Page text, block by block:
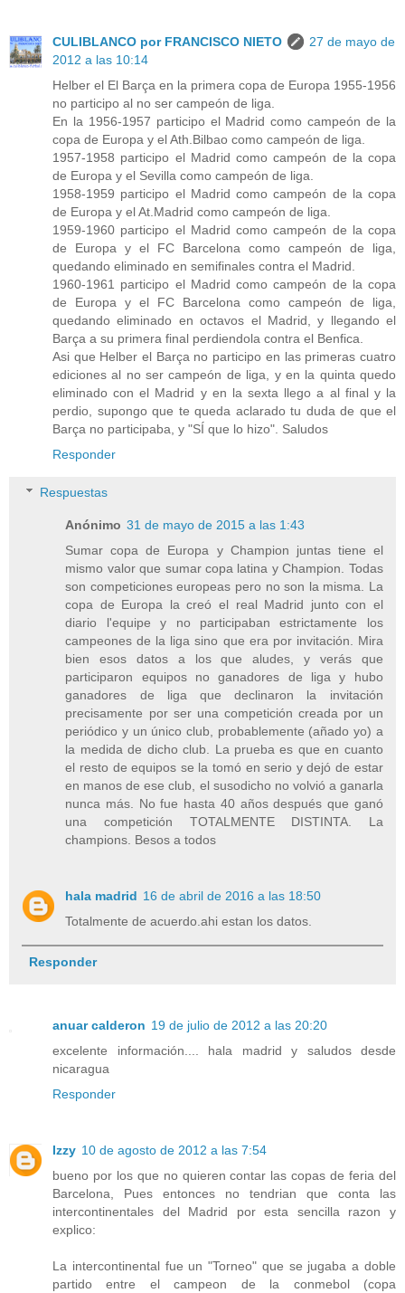
CULIBLANCO por FRANCISCO NIETO
27 de mayo de
2012 a las 10:14
Helber el El Barça en la primera copa de Europa 1955-1956
no participo al no ser campeón de liga.
En la 1956-1957 participo el Madrid como campeón de la
copa de Europa y el Ath.Bilbao como campeón de liga.
1957-1958 participo el Madrid como campeón de la copa
de Europa y el Sevilla como campeón de liga.
1958-1959 participo el Madrid como campeón de la copa
de Europa y el At.Madrid como campeón de liga.
1959-1960 participo el Madrid como campeón de la copa
de Europa y el FC Barcelona como campeón de liga,
quedando eliminado en semifinales contra el Madrid.
1960-1961 participo el Madrid como campeón de la copa
de Europa y el FC Barcelona como campeón de liga,
quedando eliminado en octavos el Madrid, y llegando el
Barça a su primera final perdiendola contra el Benfica.
Asi que Helber el Barça no participo en las primeras cuatro
ediciones al no ser campeón de liga, y en la quinta quedo
eliminado con el Madrid y en la sexta llego a al final y la
perdio, supongo que te queda aclarado tu duda de que el
Barça no participaba, y "SÍ que lo hizo". Saludos
Responder
Respuestas
Anónimo 31 de mayo de 2015 a las 1:43
Sumar copa de Europa y Champion juntas tiene el
mismo valor que sumar copa latina y Champion. Todas
son competiciones europeas pero no son la misma. La
copa de Europa la creó el real Madrid junto con el
diario l'equipe y no participaban estrictamente los
campeones de la liga sino que era por invitación. Mira
bien esos datos a los que aludes, y verás que
participaron equipos no ganadores de liga y hubo
ganadores de liga que declinaron la invitación
precisamente por ser una competición creada por un
periódico y un único club, probablemente (añado yo) a
la medida de dicho club. La prueba es que en cuanto
el resto de equipos se la tomó en serio y dejó de estar
en manos de ese club, el susodicho no volvió a ganarla
nunca más. No fue hasta 40 años después que ganó
una competición TOTALMENTE DISTINTA. La
champions. Besos a todos
hala madrid 16 de abril de 2016 a las 18:50
Totalmente de acuerdo.ahi estan los datos.
Responder
anuar calderon 19 de julio de 2012 a las 20:20
excelente información.... hala madrid y saludos desde
nicaragua
Responder
Izzy 10 de agosto de 2012 a las 7:54
bueno por los que no quieren contar las copas de feria del
Barcelona, Pues entonces no tendrian que conta las
intercontinentales del Madrid por esta sencilla razon y
explico:
La intercontinental fue un "Torneo" que se jugaba a doble
partido entre el campeon de la conmebol (copa